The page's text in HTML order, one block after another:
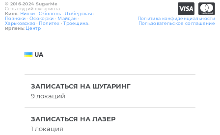
© 2016-2024 SugarMe
Сеть студий шугаринга
Киев: Нивки •Оболонь • Лыбедская•
Позняки •Осокорки • Майдан •
Харьковская • Политех •Троещина
Ирпень: Центр
Политика конфиденциальности
Пользовательское соглашение
UA
ЗАПИСАТЬСЯ НА ШУГАРИНГ
9 локаций
ЗАПИСАТЬСЯ НА ЛАЗЕР
1 локация